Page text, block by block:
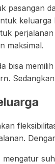
pasangan
keluarga
maksimal.
bisa